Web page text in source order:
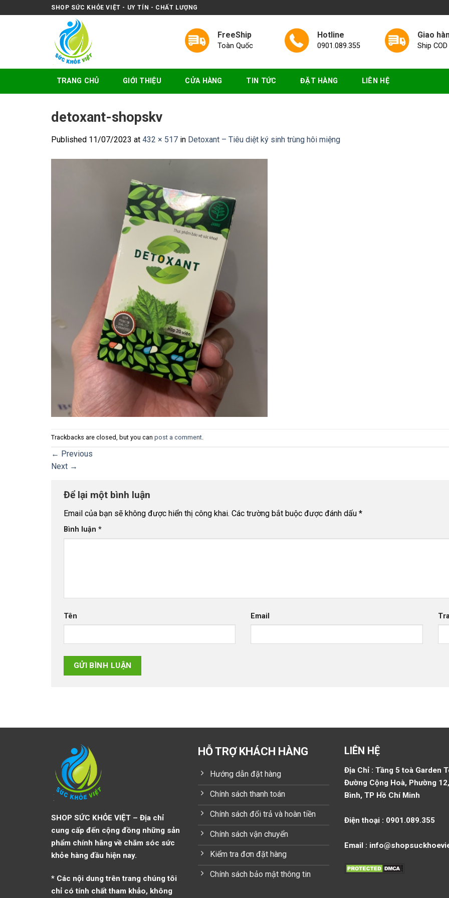
to
SHOP SỨC KHỎE VIỆT - UY TÍN - CHẤT LƯỢNG
FreeShip
Toàn Quốc
Hotline
0901.089.355
Giao
Ship
TRANG CHỦ GIỚI THIỆU CỬA HÀNG TIN TỨC ĐẶT HÀNG LIÊN HỆ
detoxant-shopskv
Published 11/07/2023 at 432 × 517 in Detoxant – Tiêu diệt ký sinh trùng hôi miệng
Trackbacks are closed, but you can post a comment
← Previous
Next →
Để lại một bình luận
Email của bạn sẽ không được hiển thị công khai. Các trường bắt buộc được đánh dấu *
Bình luận *
Tên Email
SHOP SỨC KHỎE VIỆT – Địa chỉ
cung cấp đến cộng đồng những sản
phẩm chính hãng về chăm sóc sức
khỏe hàng đầu hiện nay.
* Các nội dung trên trang chúng tôi
chỉ có tính chất tham khảo, không
HỖ TRỢ KHÁCH HÀNG
Hướng dẫn đặt hàng
Chính sách thanh toán
Chính sách đổi trả và hoàn tiền
Chính sách vận chuyển
Kiểm tra đơn đặt hàng
Chính sách bảo mật thông tin
LIÊN HỆ
Địa Chỉ : Tầng 5 toà Garden
Đường Cộng Hoà, Phường
Bình, TP Hồ Chí Minh
Điện thoại : 0901.089.355
Email :